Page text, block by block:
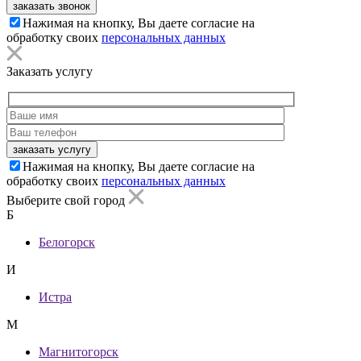
заказать звонок
Нажимая на кнопку, Вы даете согласие на
обработку своих персональных данных
Заказать услугу
заказать услугу
Нажимая на кнопку, Вы даете согласие на
обработку своих персональных данных
Выберите свой город
Б
Белогорск
И
Истра
М
Магнитогорск